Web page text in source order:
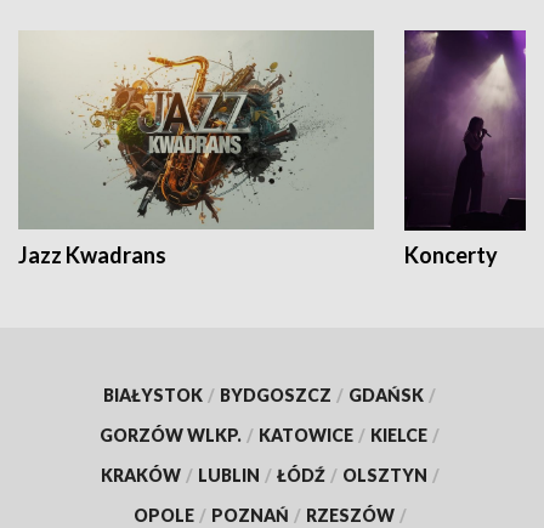
Jazz Kwadrans Koncerty
BIAŁYSTOK / BYDGOSZCZ / GDAŃSK /
GORZÓW WLKP. / KATOWICE / KIELCE /
KRAKÓW / LUBLIN / ŁÓDŹ / OLSZTYN /
OPOLE / POZNAŃ / RZESZÓW /